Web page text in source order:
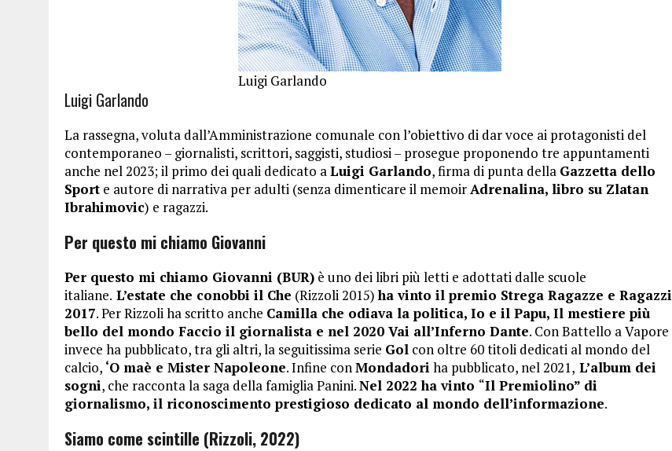
Luigi Garlando
Luigi Garlando
La rassegna, voluta dall’Amministrazione comunale con l’obiettivo di dar voce ai protagonisti del
contemporaneo – giornalisti, scrittori, saggisti, studiosi – prosegue proponendo tre appuntamenti
anche nel 2023; il primo dei quali dedicato aLuigi Garlando, firma di punta della Gazzetta dello
Sport e autore di narrativa per adulti (senza dimenticare il memoirAdrenalina, libro su Zlatan
Ibrahimovic) e ragazzi.
Per questo mi chiamo Giovanni
Per questo mi chiamo Giovanni (BUR) è uno dei libri più letti e adottati dalle scuole
italiane. L’estate che conobbi il Che (Rizzoli 2015)ha vinto il premio Strega Ragazze e Ragazzi
2017. Per Rizzoli ha scritto anche Camilla che odiava la politica, Io e il Papu, Il mestiere più
bello del mondo Faccio il giornalista e nel 2020 Vai all’Inferno Dante. Con Battello a Vapore
invece ha pubblicato, tra gli altri, la seguitissima serie Gol con oltre 60 titoli dedicati al mondo del
calcio, ‘O maè e Mister Napoleone. Infine conMondadori ha pubblicato, nel 2021, L’album dei
sogni, che racconta la saga della famiglia Panini.Nel 2022 ha vinto “Il Premiolino” di
giornalismo, il riconoscimento prestigioso dedicato al mondo dell’informazione.
Siamo come scintille (Rizzoli, 2022)